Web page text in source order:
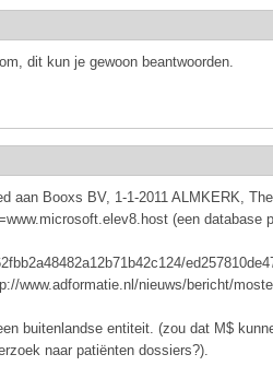
dit kun je gewoon beantwoorden.
aan Booxs BV, 1-1-2011 ALMKERK,
(een database
www.adformatie.nl/nieuws/bericht/
buitenlandse entiteit. (zou dat M$
naar patiënten dossiers?).